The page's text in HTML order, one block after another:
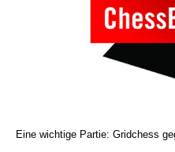
Eine wichtige Partie: Gridchess